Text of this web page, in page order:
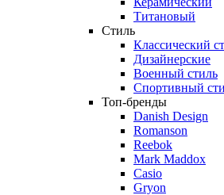
Титановый
Стиль
Классический
Дизайнерские
Военный стиль
Спортивный
Топ-бренды
Danish Design
Romanson
Reebok
Mark Maddox
Casio
Gryon